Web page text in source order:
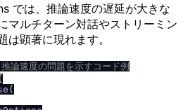
では、推論速度の遅延が大きな
マルチターン対話やストリーミン
は顕著に現れます。
推論速度の問題を示すコード例
(